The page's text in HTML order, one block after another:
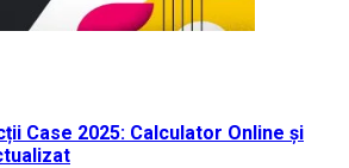
Case 2025: Calculator Online și